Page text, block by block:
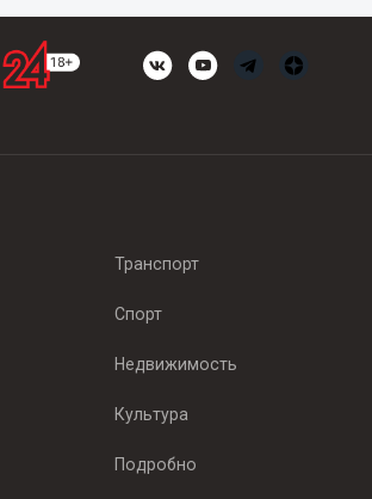
Транспорт
Спорт
Недвижимость
Культура
Подробно